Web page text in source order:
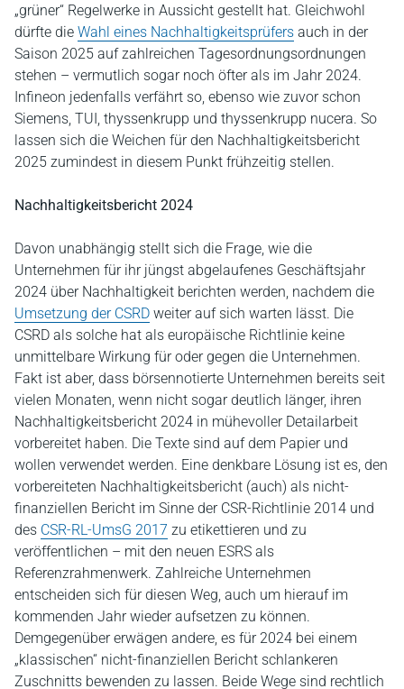
„grüner“ Regelwerke in Aussicht gestellt hat. Gleichwohl
dürfte die Wahl eines Nachhaltigkeitsprüfers auch in der
Saison 2025 auf zahlreichen Tagesordnungsordnungen
stehen – vermutlich sogar noch öfter als im Jahr 2024.
Infineon jedenfalls verfährt so, ebenso wie zuvor schon
Siemens, TUI, thyssenkrupp und thyssenkrupp nucera. So
lassen sich die Weichen für den Nachhaltigkeitsbericht
2025 zumindest in diesem Punkt frühzeitig stellen.
Nachhaltigkeitsbericht 2024
Davon unabhängig stellt sich die Frage, wie die
Unternehmen für ihr jüngst abgelaufenes Geschäftsjahr
2024 über Nachhaltigkeit berichten werden, nachdem die
Umsetzung der CSRD weiter auf sich warten lässt. Die
CSRD als solche hat als europäische Richtlinie keine
unmittelbare Wirkung für oder gegen die Unternehmen.
Fakt ist aber, dass börsennotierte Unternehmen bereits seit
vielen Monaten, wenn nicht sogar deutlich länger, ihren
Nachhaltigkeitsbericht 2024 in mühevoller Detailarbeit
vorbereitet haben. Die Texte sind auf dem Papier und
wollen verwendet werden. Eine denkbare Lösung ist es, den
vorbereiteten Nachhaltigkeitsbericht (auch) als nicht-
finanziellen Bericht im Sinne der CSR-Richtlinie 2014 und
des CSR-RL-UmsG 2017 zu etikettieren und zu
veröffentlichen – mit den neuen ESRS als
Referenzrahmenwerk. Zahlreiche Unternehmen
entscheiden sich für diesen Weg, auch um hierauf im
kommenden Jahr wieder aufsetzen zu können.
Demgegenüber erwägen andere, es für 2024 bei einem
„klassischen“ nicht-finanziellen Bericht schlankeren
Zuschnitts bewenden zu lassen. Beide Wege sind rechtlich